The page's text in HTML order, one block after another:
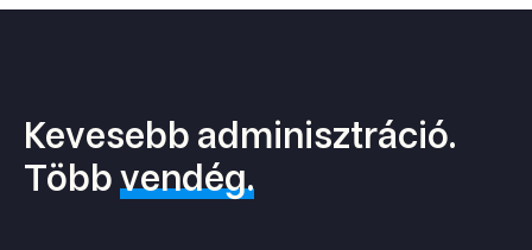
Kevesebb adminisztráció.
Többvendég.